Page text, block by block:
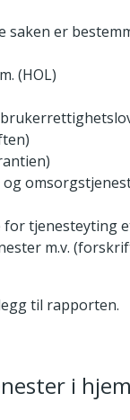
er
(HOL)
tjenesteyting
m.v.
til rapporten.
i